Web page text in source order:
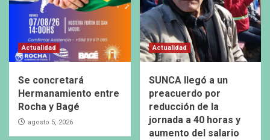
Actualidad
Se concretará
Hermanamiento entre
Rocha y Bagé
agosto 5, 2026
Actualidad
SUNCA llegó a un
preacuerdo por
reducción de la
jornada a 40 horas y
aumento del salario